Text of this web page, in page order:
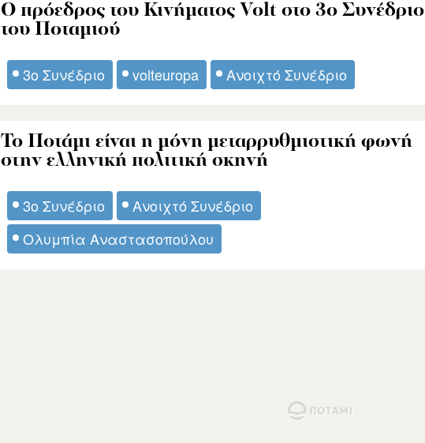
Ο πρόεδρος του Κινήματος Volt στο 3ο Συνέδριο
του Ποταμιού
3ο Συνέδριο volteuropa
Ανοιχτό Συνέδριο
Το Ποτάμι είναι η μόνη μεταρρυθμιστική φωνή
στην ελληνική πολιτική σκηνή
3ο Συνέδριο
Ανοιχτό Συνέδριο
Ολυμπία Αναστασοπούλου